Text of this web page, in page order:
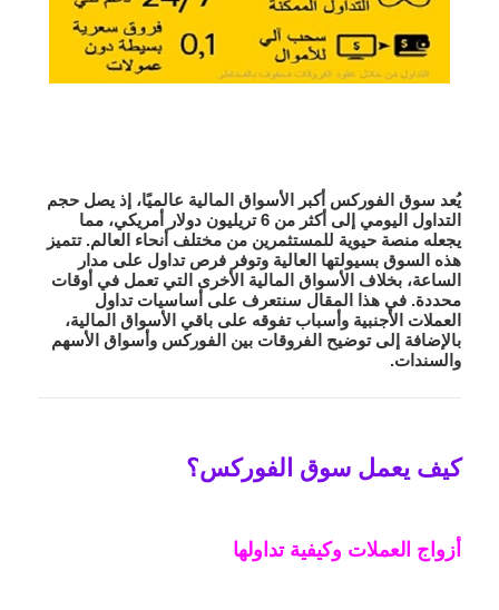
يُعد سوق الفوركس أكبر الأسواق المالية عالميًا، إذ يصل حجم
التداول اليومي إلى أكثر من 6 تريليون دولار أمريكي، مما
يجعله منصة حيوية للمستثمرين من مختلف أنحاء العالم. تتميز
هذه السوق بسيولتها العالية وتوفر فرص تداول على مدار
الساعة، بخلاف الأسواق المالية الأخرى التي تعمل في أوقات
محددة. في هذا المقال سنتعرف على أساسياتتداول
العملات الأجنبية وأسباب تفوقه على باقي الأسواق المالية،
بالإضافة إلى توضيح الفروقات بين الفوركس وأسواق الأسهم
والسندات.
كيف يعمل سوق الفوركس؟
أزواج العملات وكيفية تداولها